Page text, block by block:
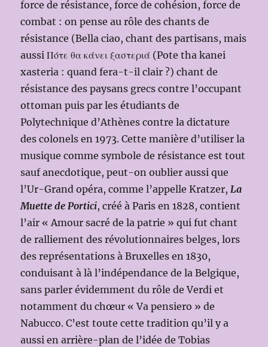
force de résistance, force de cohésion, force de
combat : on pense au rôle des chants de
résistance (Bella ciao, chant des partisans, mais
aussi Πότε θα κάνει ξαστεριά (Pote tha kanei
xasteria : quand fera-t-il clair ?) chant de
résistance des paysans grecs contre l’occupant
ottoman puis par les étudiants de
Polytechnique d’Athènes contre la dictature
des colonels en 1973. Cette manière d’utiliser la
musique comme symbole de résistance est tout
sauf anecdotique, peut-on oublier aussi que
l’Ur-Grand opéra, comme l’appelle Kratzer,La
Muette de Portici, créé à Paris en 1828, contient
l’air « Amour sacré de la patrie » qui fut chant
de ralliement des révolutionnaires belges, lors
des représentations à Bruxelles en 1830,
conduisant à là l’indépendance de la Belgique,
sans parler évidemment du rôle de Verdi et
notamment du chœur « Va pensiero » de
Nabucco. C’est toute cette tradition qu’il y a
aussi en arrière-plan de l’idée de Tobias